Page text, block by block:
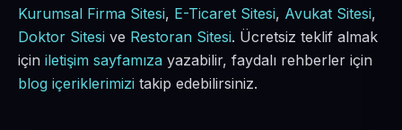
Kurumsal Firma Sitesi, E-Ticaret Sitesi, Avukat Sitesi,
Doktor Sitesi ve Restoran Sitesi. Ücretsiz teklif almak
için iletişim sayfamıza yazabilir, faydalı rehberler için
blog içeriklerimizi takip edebilirsiniz.